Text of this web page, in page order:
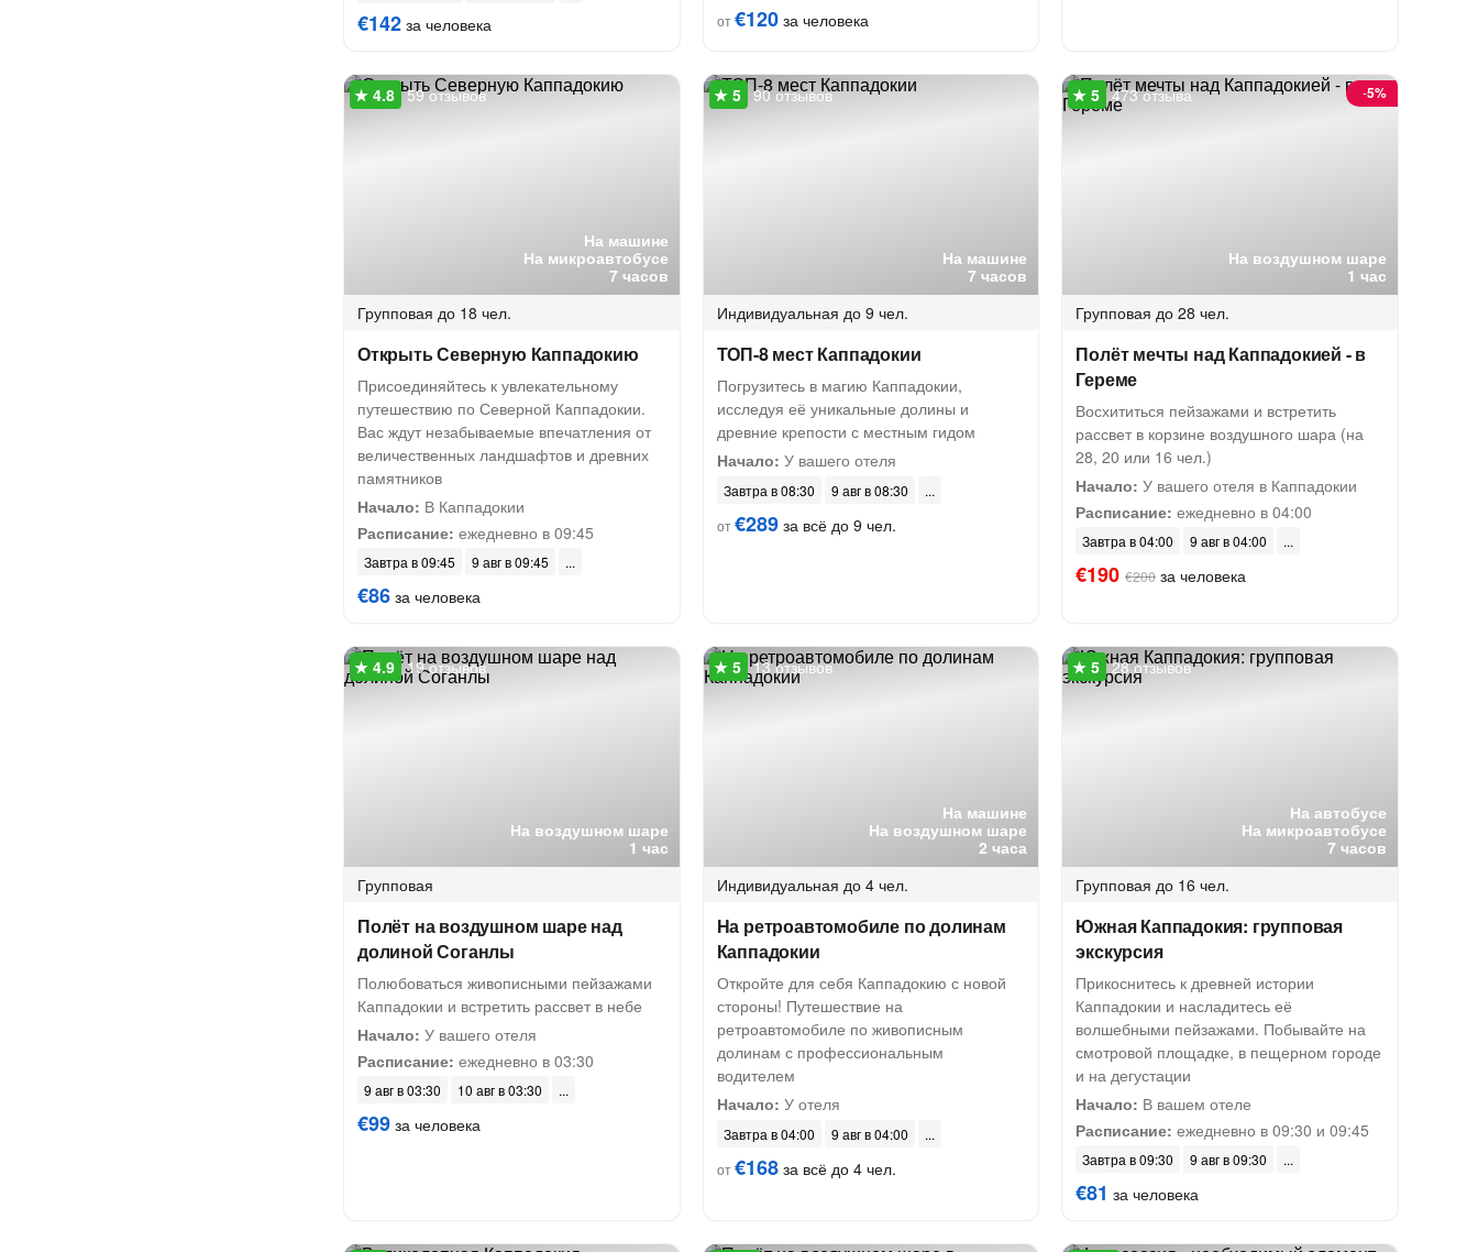
€142 за человека
от€120за человека
На машине
На микроавтобусе
7 часов
59 отзывов
Групповая до 18 чел.
Открыть Северную Каппадокию
Присоединяйтесь к увлекательному
путешествию по Северной Каппадокии.
Вас ждут незабываемые впечатления от
величественных ландшафтов и древних
памятников
Начало: В Каппадокии
Расписание: ежедневно в 09:45
Завтра в 09:45 9 авг в 09:45
€86 за человека
На машине
7 часов
90 отзывов
Индивидуальная до 9 чел.
ТОП-8 мест Каппадокии
Погрузитесь в магию Каппадокии,
исследуя её уникальные долины и
древние крепости с местным гидом
Начало: У вашего отеля
Завтра в 08:30
9 авг в 08:30
от€289за всё до 9 чел.
На воздушном шаре
1 час
-5%
473 отзыва
Групповая до 28 чел.
Полёт мечты над Каппадокией - в
Гереме
Восхититься пейзажами и встретить
рассвет в корзине воздушного шара (на
28, 20 или 16 чел.)
Начало: У вашего отеля в Каппадокии
Расписание: ежедневно в 04:00
Завтра в 04:00 9 авг в 04:00
€190 €200за человека
На воздушном шаре
1 час
19 отзывов
Групповая
Полёт на воздушном шаре над
долиной Соганлы
Полюбоваться живописными пейзажами
Каппадокии и встретить рассвет в небе
Начало: У вашего отеля
Расписание: ежедневно в 03:30
9 авг в 03:30 10 авг в 03:30
€99 за человека
На машине
На воздушном шаре
2 часа
13 отзывов
Индивидуальная до 4 чел.
На ретроавтомобиле по долинам
Каппадокии
Откройте для себя Каппадокию с новой
стороны! Путешествие на
ретроавтомобиле по живописным
долинам с профессиональным
водителем
Начало: У отеля
Завтра в 04:00
9 авг в 04:00
от€168за всё до 4 чел.
На автобусе
На микроавтобусе
7 часов
28 отзывов
Групповая до 16 чел.
Южная Каппадокия: групповая
экскурсия
Прикоснитесь к древней истории
Каппадокии и насладитесь её
волшебными пейзажами. Побывайте на
смотровой площадке, в пещерном городе
и на дегустации
Начало: В вашем отеле
Расписание: ежедневно в 09:30 и 09:45
Завтра в 09:30 9 авг в 09:30
€81 за человека